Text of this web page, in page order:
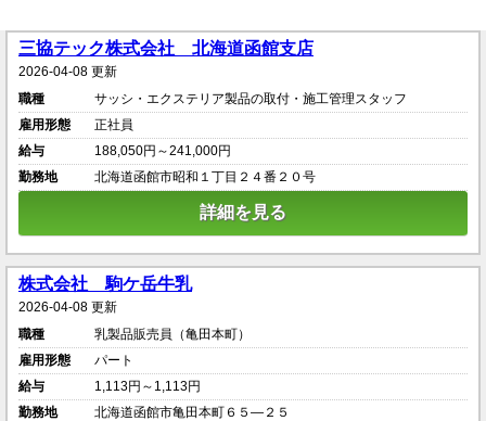
三協テック株式会社 北海道函館支店
2026-04-08 更新
職種
サッシ・エクステリア製品の取付・施工管理スタッフ
雇用形態
正社員
給与
188,050円～241,000円
勤務地
北海道函館市昭和１丁目２４番２０号
詳細を見る
株式会社 駒ケ岳牛乳
2026-04-08 更新
職種
乳製品販売員（亀田本町）
雇用形態
パート
給与
1,113円～1,113円
勤務地
北海道函館市亀田本町６５―２５